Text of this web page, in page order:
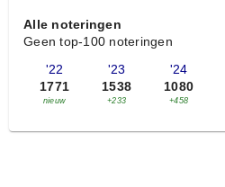
Alle noteringen
Geen top-100 noteringen
'22
1771
nieuw
'23
1538
+233
'24
1080
+458